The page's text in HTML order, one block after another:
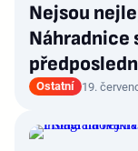
Nejsou
Náhradnice
Ostatní 19.